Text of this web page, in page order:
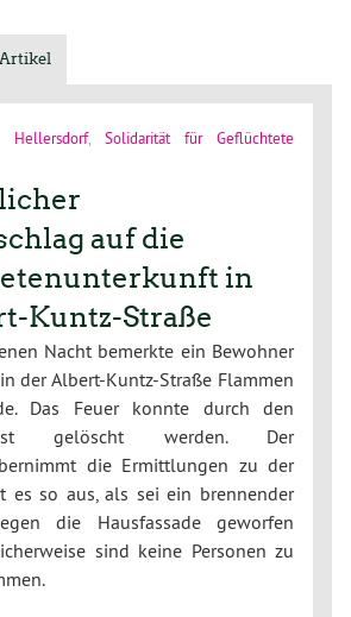
Hellersdorf, Solidarität für Geflüchtete
auf die
in
Kuntz-Straße
Nacht bemerkte ein Bewohner
der Albert-Kuntz-Straße Flammen
Das Feuer konnte durch den
gelöscht werden. Der
die Ermittlungen zu der
es so aus, als sei ein brennender
die Hausfassade geworfen
sind keine Personen zu